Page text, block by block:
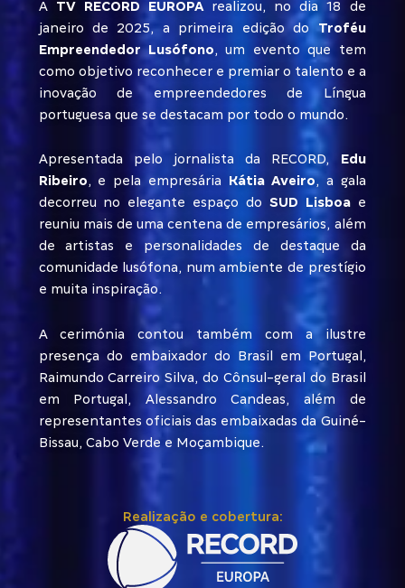
A TV RECORD EUROPArealizou, no dia 18 de
janeiro de 2025, a primeira edição do Troféu
Empreendedor Lusófono, um evento que tem
como objetivo reconhecer e premiar o talento e a
inovação de empreendedores de Língua
portuguesa que se destacam por todo o mundo.
Apresentada pelo jornalista da RECORD, Edu
Ribeiro, e pela empresária Kátia Aveiro, a gala
decorreu no elegante espaço do SUD Lisboae
reuniu mais de uma centena de empresários, além
de artistas e personalidades de destaque da
comunidade lusófona, num ambiente de prestígio
e muita inspiração.
A cerimónia contou também com a ilustre
presença do embaixador do Brasil em Portugal,
Raimundo Carreiro Silva, do Cônsul-geral do Brasil
em Portugal, Alessandro Candeas, além de
representantes oficiais das embaixadas da Guiné-
Bissau, Cabo Verde e Moçambique.
Realização e cobertura: